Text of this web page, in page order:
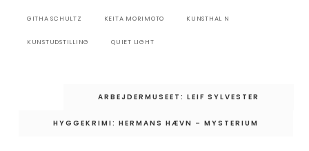
GITHA SCHULTZ KEITA MORIMOTO KUNSTHAL N
KUNSTUDSTILLING QUIET LIGHT
IndlægsnavigationARBEJDERMUSEET: LEIF SYLVESTER
HYGGEKRIMI: HERMANS HÆVN – MYSTERIUM